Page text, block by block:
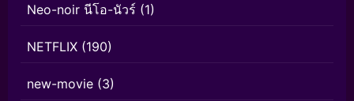
Neo-noir นีโอ-นัวร์ (1)
NETFLIX (190)
new-movie (3)